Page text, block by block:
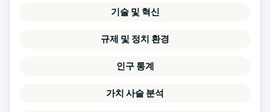
기술 및 혁신
규제 및 정치 환경
인구 통계
가치 사슬 분석